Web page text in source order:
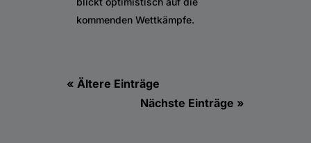
kommenden Wettkämpfe.
« Ältere Einträge
Nächste Einträge »